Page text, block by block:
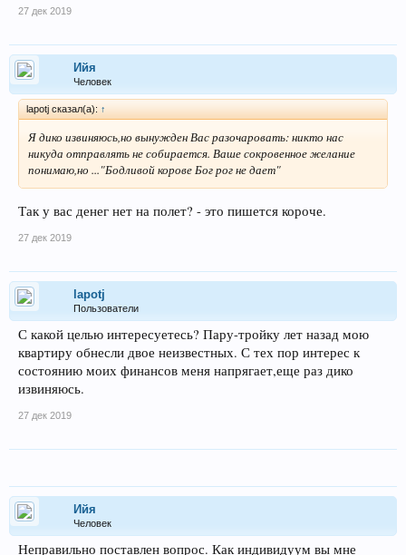
27 дек 2019
Ийя
Человек
lapotj сказал(а): ↑
Я дико извиняюсь,но вынужден Вас разочаровать: никто нас
никуда отправлять не собирается. Ваше сокровенное желание
понимаю,но ..."Бодливой корове Бог рог не дает"
Так у вас денег нет на полет? - это пишется короче.
27 дек 2019
lapotj
Пользователи
С какой целью интересуетесь? Пару-тройку лет назад мою
квартиру обнесли двое неизвестных. С тех пор интерес к
состоянию моих финансов меня напрягает,еще раз дико
извиняюсь.
27 дек 2019
Ийя
Человек
Неправильно поставлен вопрос. Как индивидуум вы мне